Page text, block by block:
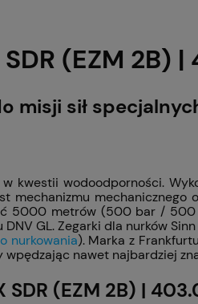
(EZM 2B)
misji sił
kwestii wodoodporności.
mechanizmu
5000 metrów (500 bar / 500
GL. Zegarki dla nurków
nurkowania). Marka z
nawet najbardziej
(EZM 2B) |